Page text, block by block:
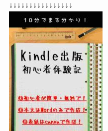
↓↓↓↓↓↓↓↓↓↓↓↓↓↓↓↓